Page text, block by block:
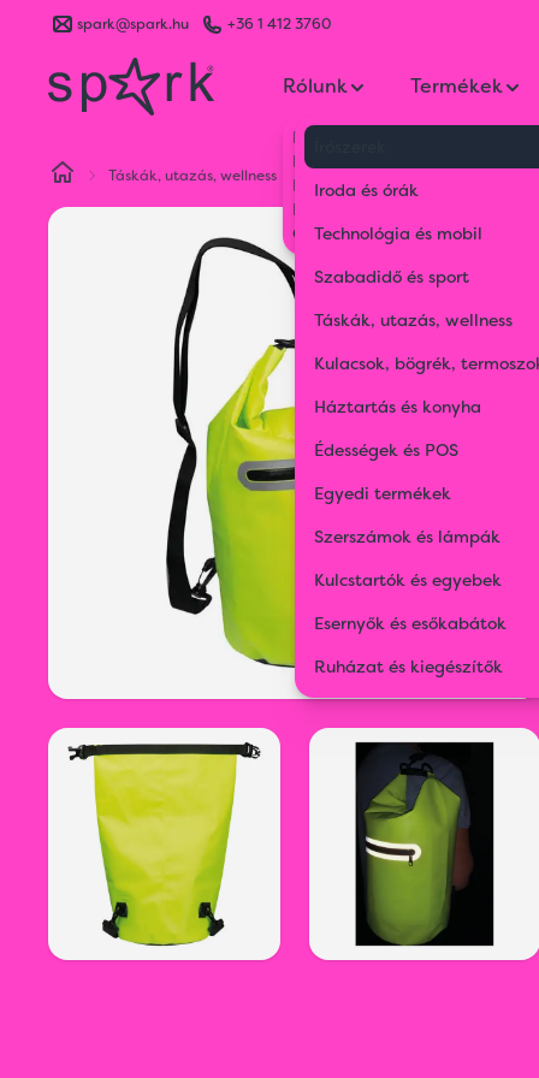
spark@spark.hu +36 1 412 3760
Rólunk
Kik vagyunk
Kapcsolat
Blog
Karrier
Gyakran Ismételt Kérdések
Termékek
Iroda és órák
Technológia és mobil
Szabadidő és sport
Táskák, utazás, wellness
Kulacsok, bögrék,
Háztartás és konyha
Édességek és POS
Egyedi termékek
Szerszámok és lámpák
Kulcstartók és egyebek
Esernyők és esőkabátok
Ruházat és kiegészítők
Táskák, utazás, wellness